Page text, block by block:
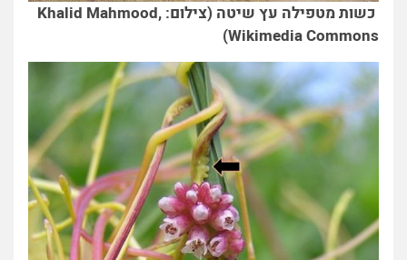
כשות מטפילה עץ שיטה (צילום: Khalid Mahmood,
Wikimedia Commons)